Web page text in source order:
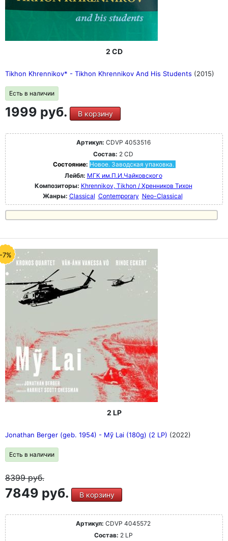
2 CD
Tikhon Khrennikov* - Tikhon Khrennikov And His Students (2015)
Есть в наличии
1999 руб. В корзину
Артикул: CDVP 4053516
Состав: 2 CD
Состояние: Новое. Заводская упаковка.
Лейбл: МГК им.П.И.Чайковского
Композиторы: Khrennikov, Tikhon / Хренников Тихон
Жанры: Classical Contemporary Neo-Classical
7%
2 LP
Jonathan Berger (geb. 1954) - Mỹ Lai (180g) (2 LP) (2022)
Есть в наличии
8399руб.
7849 руб. В корзину
Артикул: CDVP 4045572
Состав: 2 LP